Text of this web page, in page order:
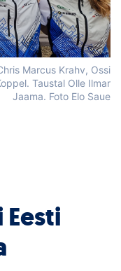
Marcus Krahv, Ossi
Taustal Olle Ilmar
Jaama. Foto Elo Saue